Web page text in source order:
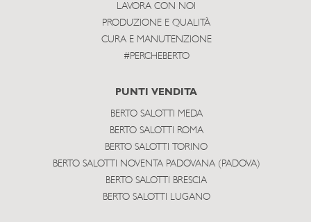
LAVORA CON NOI
PRODUZIONE E QUALITÀ
CURA E MANUTENZIONE
#PERCHEBERTO
PUNTI VENDITA
BERTO SALOTTI MEDA
BERTO SALOTTI ROMA
BERTO SALOTTI TORINO
BERTO SALOTTI NOVENTA PADOVANA (PADOVA)
BERTO SALOTTI BRESCIA
BERTO SALOTTI LUGANO